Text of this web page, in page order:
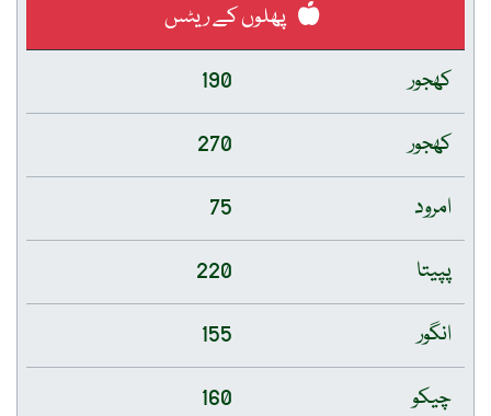
پھلوں کے ریٹس
کھجور
190
کھجور
270
امرود
75
پپیتا
220
انگور
155
چیکو
160